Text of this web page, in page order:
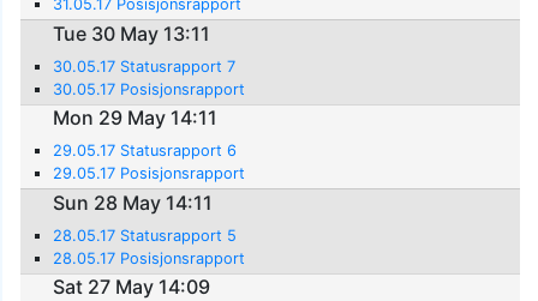
31.05.17 Posisjonsrapport
Tue 30 May 13:11
30.05.17 Statusrapport 7
30.05.17 Posisjonsrapport
Mon 29 May 14:11
29.05.17 Statusrapport 6
29.05.17 Posisjonsrapport
Sun 28 May 14:11
28.05.17 Statusrapport 5
28.05.17 Posisjonsrapport
Sat 27 May 14:09